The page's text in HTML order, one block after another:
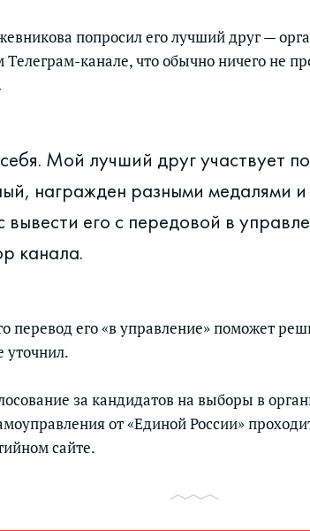
попросил его лучший друг —
канале, что обычно ничего не
Мой лучший друг участвует
награжден разными медалями
вывести его с передовой в
канала.
перевод его «в управление» поможет
уточнил.
за кандидатов на выборы в
от «Единой России»
сайте.